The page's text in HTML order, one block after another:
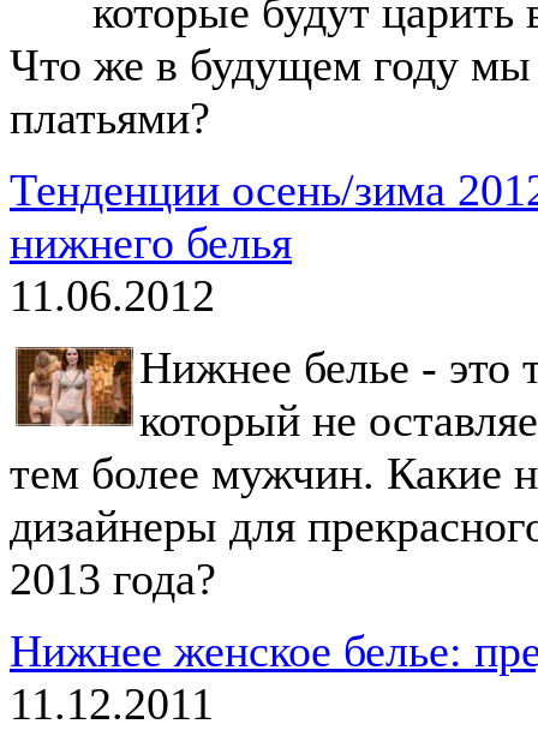
которые будут
Что же в будущем году мы
платьями?
Тенденции осень/зима
нижнего белья
11.06.2012
Нижнее белье - это
который не
тем более мужчин. Какие
дизайнеры для
2013 года?
Нижнее женское белье:
11.12.2011